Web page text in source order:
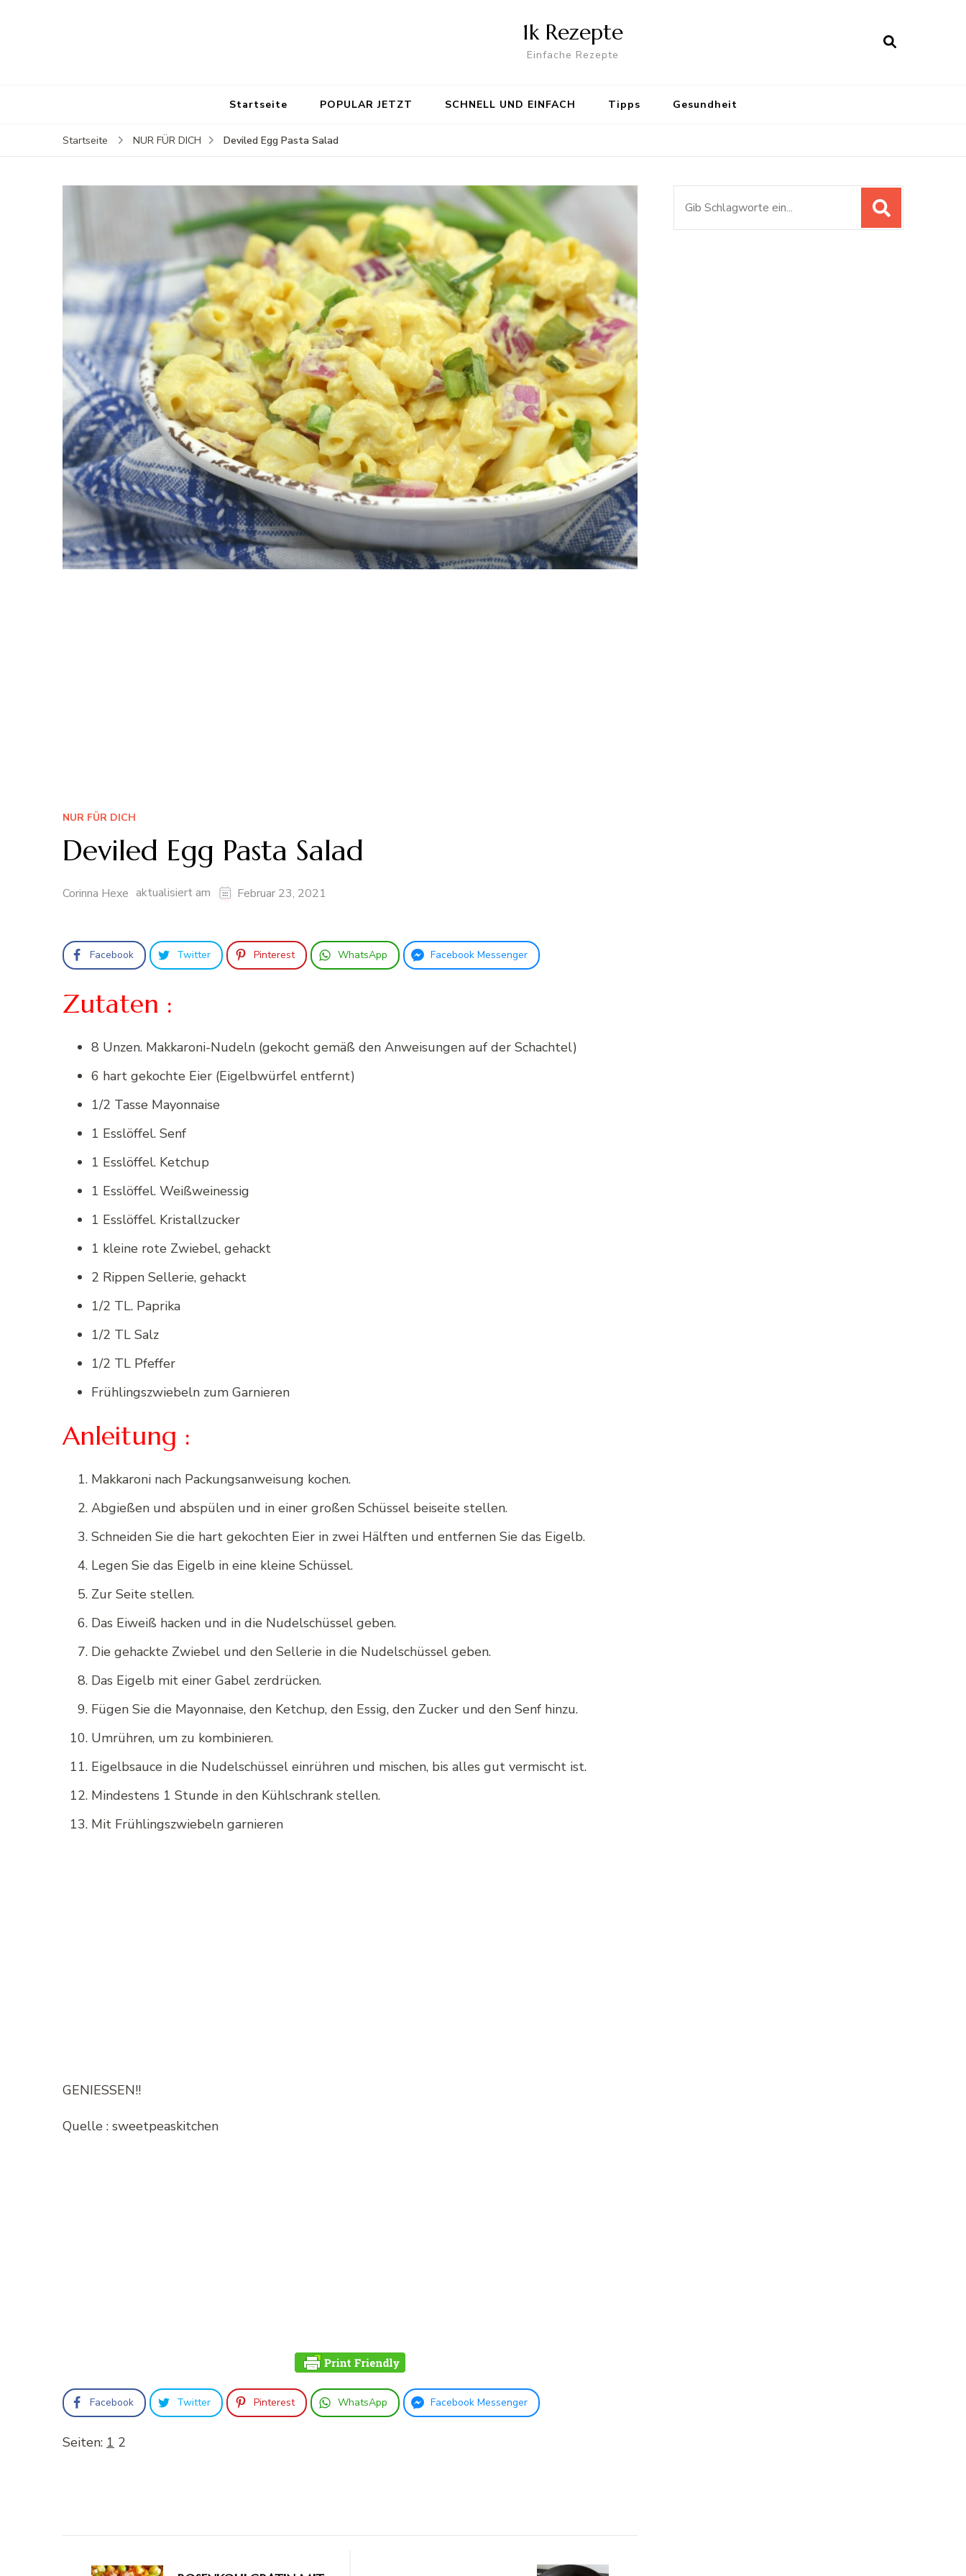
1k Rezepte
Einfache Rezepte
Startseite POPULAR JETZT SCHNELL UND EINFACH Tipps Gesundheit
Startseite NUR FÜR DICH Deviled Egg Pasta Salad
NUR FÜR DICH
Deviled Egg Pasta Salad
Corinna Hexe aktualisiert am Februar 23, 2021
Facebook Twitter Pinterest WhatsApp Facebook Messenger
Zutaten :
8 Unzen. Makkaroni-Nudeln (gekocht gemäß den Anweisungen auf der Schachtel)
6 hart gekochte Eier (Eigelbwürfel entfernt)
1/2 Tasse Mayonnaise
1 Esslöffel. Senf
1 Esslöffel. Ketchup
1 Esslöffel. Weißweinessig
1 Esslöffel. Kristallzucker
1 kleine rote Zwiebel, gehackt
2 Rippen Sellerie, gehackt
1/2 TL. Paprika
1/2 TL Salz
1/2 TL Pfeffer
Frühlingszwiebeln zum Garnieren
Anleitung :
Makkaroni nach Packungsanweisung kochen.
Abgießen und abspülen und in einer großen Schüssel beiseite stellen.
Schneiden Sie die hart gekochten Eier in zwei Hälften und entfernen Sie das Eigelb.
Legen Sie das Eigelb in eine kleine Schüssel.
Zur Seite stellen.
Das Eiweiß hacken und in die Nudelschüssel geben.
Die gehackte Zwiebel und den Sellerie in die Nudelschüssel geben.
Das Eigelb mit einer Gabel zerdrücken.
Fügen Sie die Mayonnaise, den Ketchup, den Essig, den Zucker und den Senf hinzu.
Umrühren, um zu kombinieren.
Eigelbsauce in die Nudelschüssel einrühren und mischen, bis alles gut vermischt ist.
Mindestens 1 Stunde in den Kühlschrank stellen.
Mit Frühlingszwiebeln garnieren
GENIESSEN!!
Quelle : sweetpeaskitchen
Facebook Twitter Pinterest WhatsApp Facebook Messenger
Seiten: 1 2